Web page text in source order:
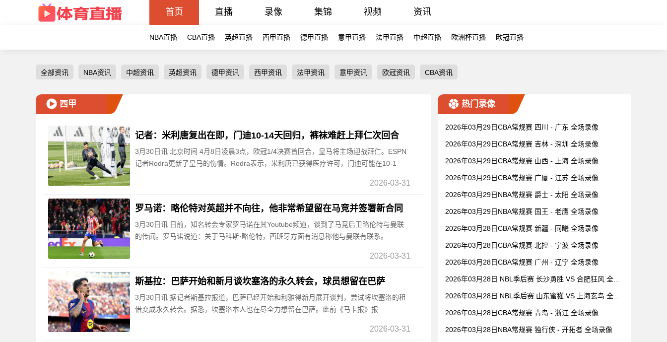
首页 直播 录像 集锦 视频 资讯
NBA直播 CBA直播 英超直播 西甲直播 德甲直播 意甲直播 法甲直播 中超直播 欧洲杯直播 欧冠直播
全部资讯 NBA资讯 中超资讯 英超资讯 德甲资讯 西甲资讯 法甲资讯 意甲资讯 欧冠资讯 CBA资讯
西甲
记者：米利唐复出在即，门迪10-14天回归，裤袜难赶上拜仁次回合
3月30日讯 北京时间 4月8日凌晨3点，欧冠1/4决赛首回合，皇马将主场迎战拜仁。ESPN
记者Rodra更新了皇马的伤情。Rodra表示，米利唐已获得医疗许可，门迪可能在10-1
2026-03-31
罗马诺：略伦特对英超并不向往，他非常希望留在马竞并签署新合同
3月30日讯 日前，知名转会专家罗马诺在其Youtube频道，谈到了马竞后卫略伦特与曼联
的传闻。罗马诺说道：关于马科斯·略伦特，西班牙方面有消息称他与曼联有联系。
2026-03-31
斯基拉：巴萨开始和新月谈坎塞洛的永久转会，球员想留在巴萨
3月30日讯 据记者斯基拉报道，巴萨已经开始和利雅得新月展开谈判，尝试将坎塞洛的租
借变成永久转会。据悉，坎塞洛本人也在尽全力想留在巴萨。此前《马卡报》报
2026-03-31
热门录像
2026年03月29日CBA常规赛 四川 - 广东 全场录像
2026年03月29日CBA常规赛 吉林 - 深圳 全场录像
2026年03月29日CBA常规赛 山西 - 上海 全场录像
2026年03月29日CBA常规赛 广厦 - 江苏 全场录像
2026年03月29日NBA常规赛 爵士 - 太阳 全场录像
2026年03月29日NBA常规赛 国王 - 老鹰 全场录像
2026年03月28日CBA常规赛 新疆 - 同曦 全场录像
2026年03月28日CBA常规赛 北控 - 宁波 全场录像
2026年03月28日CBA常规赛 广州 - 辽宁 全场录像
2026年03月28日 NBL季后赛 长沙勇胜 VS 合肥狂风 全场
2026年03月28日 NBL季后赛 山东蜜獾 VS 上海玄鸟 全场
2026年03月28日CBA常规赛 青岛 - 浙江 全场录像
2026年03月28日NBA常规赛 独行侠 - 开拓者 全场录像